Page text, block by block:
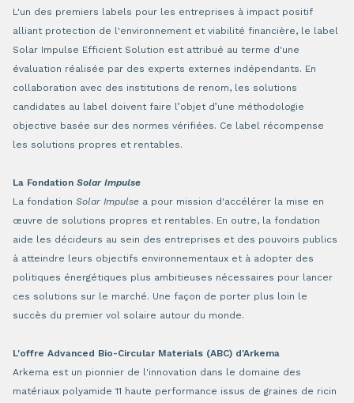
L'un des premiers labels pour les entreprises à impact positif
alliant protection de l'environnement et viabilité financière, le label
Solar Impulse Efficient Solution est attribué au terme d'une
évaluation réalisée par des experts externes indépendants. En
collaboration avec des institutions de renom, les solutions
candidates au label doivent faire l’objet d’une méthodologie
objective basée sur des normes vérifiées. Ce label récompense
les solutions propres et rentables.
La Fondation Solar Impulse
La fondation Solar Impulse a pour mission d'accélérer la mise en
œuvre de solutions propres et rentables. En outre, la fondation
aide les décideurs au sein des entreprises et des pouvoirs publics
à atteindre leurs objectifs environnementaux et à adopter des
politiques énergétiques plus ambitieuses nécessaires pour lancer
ces solutions sur le marché. Une façon de porter plus loin le
succès du premier vol solaire autour du monde.
L'offre Advanced Bio-Circular Materials (ABC) d'Arkema
Arkema est un pionnier de l'innovation dans le domaine des
matériaux polyamide 11 haute performance issus de graines de ricin